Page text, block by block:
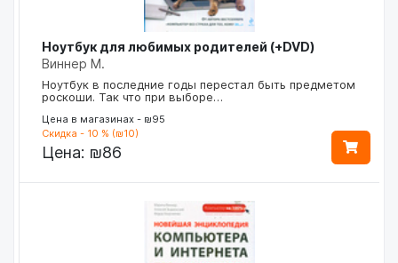
Ноутбук для любимых родителей (+DVD)
Виннер М.
Ноутбук в последние годы перестал быть предметом
роскоши. Так что при выборе…
Цена в магазинах - ₪95
Скидка - 10 % (₪10)
Цена: ₪86